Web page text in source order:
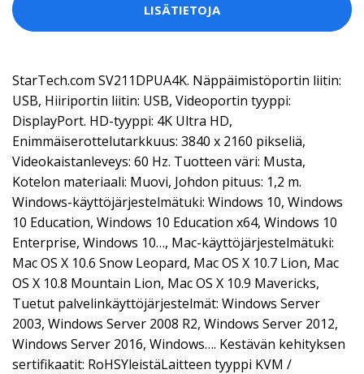
LISÄTIETOJA
StarTech.com SV211DPUA4K. Näppäimistöportin liitin:
USB, Hiiriportin liitin: USB, Videoportin tyyppi:
DisplayPort. HD-tyyppi: 4K Ultra HD,
Enimmäiserottelutarkkuus: 3840 x 2160 pikseliä,
Videokaistanleveys: 60 Hz. Tuotteen väri: Musta,
Kotelon materiaali: Muovi, Johdon pituus: 1,2 m.
Windows-käyttöjärjestelmätuki: Windows 10, Windows
10 Education, Windows 10 Education x64, Windows 10
Enterprise, Windows 10…, Mac-käyttöjärjestelmätuki:
Mac OS X 10.6 Snow Leopard, Mac OS X 10.7 Lion, Mac
OS X 10.8 Mountain Lion, Mac OS X 10.9 Mavericks,
Tuetut palvelinkäyttöjärjestelmät: Windows Server
2003, Windows Server 2008 R2, Windows Server 2012,
Windows Server 2016, Windows…. Kestävän kehityksen
sertifikaatit: RoHSYleistäLaitteen tyyppi KVM /